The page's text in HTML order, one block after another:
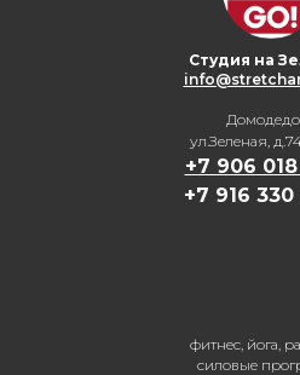
Студия на
ул.Зеленая,
+7 906
+7 916
фитнес, йога,
силовые